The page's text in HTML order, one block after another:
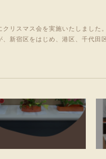
リスマス会を実施いたしました
新宿区をはじめ、港区、千代田